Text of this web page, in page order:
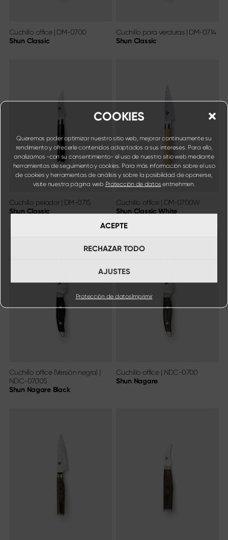
COOKIES
Queremos poder optimizar nuestro sitio web, mejorar continuamente su
rendimiento y ofrecerle contenidos adaptados a sus intereses. Para ello,
analizamos -con su consentimiento- el uso de nuestro sitio web mediante
herramientas de seguimiento y cookies. Para más información sobre el uso
de cookies y herramientas de análisis y sobre la posibilidad de oponerse,
visite nuestra página web Protección de datos entnehmen.
ACEPTE
RECHAZAR TODO
AJUSTES
Protección de datosImprimir
Cuchillo office| DM-0700
Shun Classic
Cuchillo para verduras| DM-0714
Shun Classic
Cuchillo pelador| DM-0715
Shun Classic
Cuchillo office| DM-0700W
Shun Classic White
Cuchillo office (Versión negra) |
NDC-0700S
Shun Nagare Black
Cuchillo office| NDC-0700
Shun Nagare